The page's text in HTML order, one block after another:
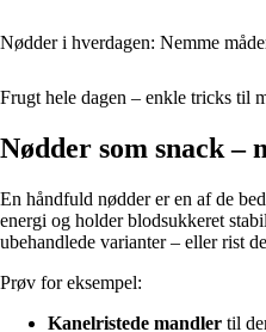
Nødder i hverdagen: Nemme
Frugt hele dagen – enkle tricks til
Nødder som snack –
En håndfuld nødder er en af de
energi og holder blodsukkeret
ubehandlede varianter – eller rist
Prøv for eksempel:
Kanelristede mandler til